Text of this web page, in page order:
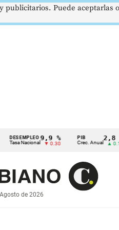
9,9 %
▼ 0.30
PIB
Crec. Anual
2,8 %
▲ 0.10
de 2026
publicitarios. Puede aceptarlas